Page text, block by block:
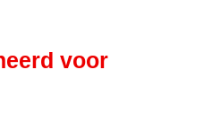
voor